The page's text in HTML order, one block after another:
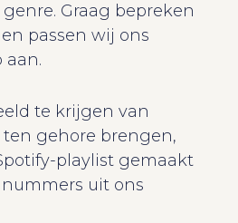
Graag bepreken
passen wij ons
aan.
te krijgen van
gehore brengen,
playlist gemaakt
uit ons